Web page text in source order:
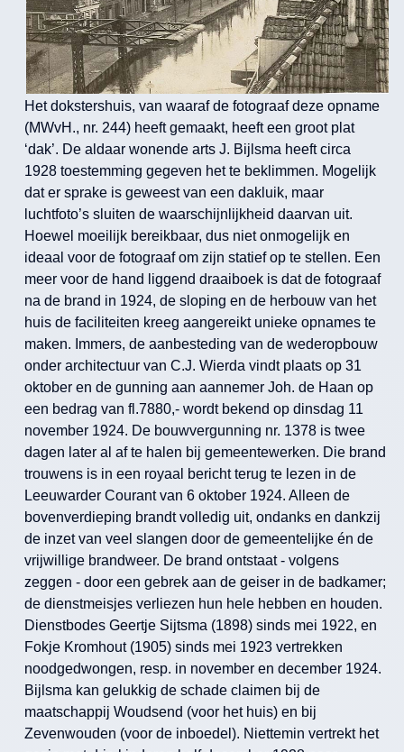
Het dokstershuis, van waaraf de fotograaf deze opname
(MWvH., nr. 244) heeft gemaakt, heeft een groot plat
‘dak’. De aldaar wonende arts J. Bijlsma heeft circa
1928 toestemming gegeven het te beklimmen. Mogelijk
dat er sprake is geweest van een dakluik, maar
luchtfoto’s sluiten de waarschijnlijkheid daarvan uit.
Hoewel moeilijk bereikbaar, dus niet onmogelijk en
ideaal voor de fotograaf om zijn statief op te stellen. Een
meer voor de hand liggend draaiboek is dat de fotograaf
na de brand in 1924, de sloping en de herbouw van het
huis de faciliteiten kreeg aangereikt unieke opnames te
maken. Immers, de aanbesteding van de wederopbouw
onder architectuur van C.J. Wierda vindt plaats op 31
oktober en de gunning aan aannemer Joh. de Haan op
een bedrag van fl.7880,- wordt bekend op dinsdag 11
november 1924. De bouwvergunning nr. 1378 is twee
dagen later al af te halen bij gemeentewerken. Die brand
trouwens is in een royaal bericht terug te lezen in de
Leeuwarder Courant van 6 oktober 1924. Alleen de
bovenverdieping brandt volledig uit, ondanks en dankzij
de inzet van veel slangen door de gemeentelijke én de
vrijwillige brandweer. De brand ontstaat - volgens
zeggen - door een gebrek aan de geiser in de badkamer;
de dienstmeisjes verliezen hun hele hebben en houden.
Dienstbodes Geertje Sijtsma (1898) sinds mei 1922, en
Fokje Kromhout (1905) sinds mei 1923 vertrekken
noodgedwongen, resp. in november en december 1924.
Bijlsma kan gelukkig de schade claimen bij de
maatschappij Woudsend (voor het huis) en bij
Zevenwouden (voor de inboedel). Niettemin vertrekt het